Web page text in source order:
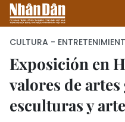
CULTURA -
Exposición en
valores de
esculturas y